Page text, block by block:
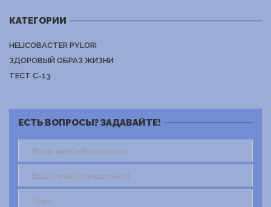
КАТЕГОРИИ
HELICOBACTER PYLORI
ЗДОРОВЫЙ ОБРАЗ ЖИЗНИ
ТЕСТ C-13
ЕСТЬ ВОПРОСЫ? ЗАДАВАЙТЕ!